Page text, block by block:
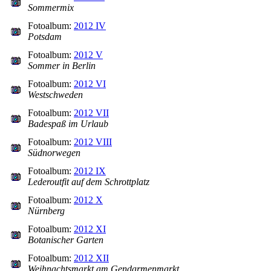
Sommermix
Fotoalbum: 2012 IV
Potsdam
Fotoalbum: 2012 V
Sommer in Berlin
Fotoalbum: 2012 VI
Westschweden
Fotoalbum: 2012 VII
Badespaß im Urlaub
Fotoalbum: 2012 VIII
Südnorwegen
Fotoalbum: 2012 IX
Lederoutfit auf dem Schrottplatz
Fotoalbum: 2012 X
Nürnberg
Fotoalbum: 2012 XI
Botanischer Garten
Fotoalbum: 2012 XII
Weihnachtsmarkt am Gendarmenmarkt